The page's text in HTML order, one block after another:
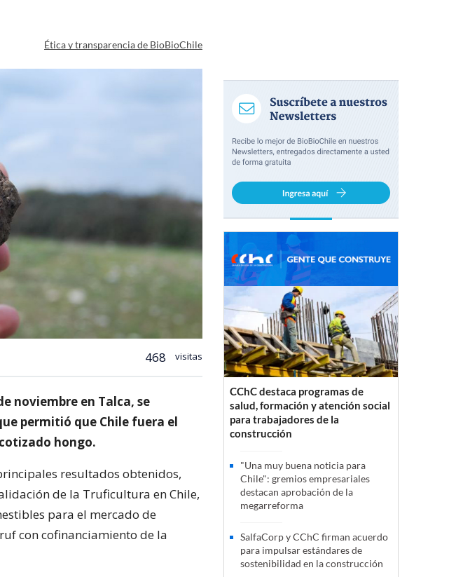
Ética y transparencia de BioBioChile
468 visitas
noviembre en Talca, se
permitió que Chile fuera el
hongo.
resultados obtenidos,
de la Truficultura en Chile,
para el mercado de
con cofinanciamiento de la
CChC destaca programas de
salud, formación y atención social
para trabajadores de la
construcción
"Una muy buena noticia para
Chile": gremios empresariales
destacan aprobación de la
megarreforma
SalfaCorp y CChC firman acuerdo
para impulsar estándares de
sostenibilidad en la construcción